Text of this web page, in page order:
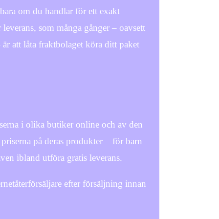
om du handlar för ett exakt
som många gånger – oavsett
att låta fraktbolaget köra ditt paket
i olika butiker online och av den
på deras produkter – för barn
ibland utföra gratis leverans.
efter försäljning innan